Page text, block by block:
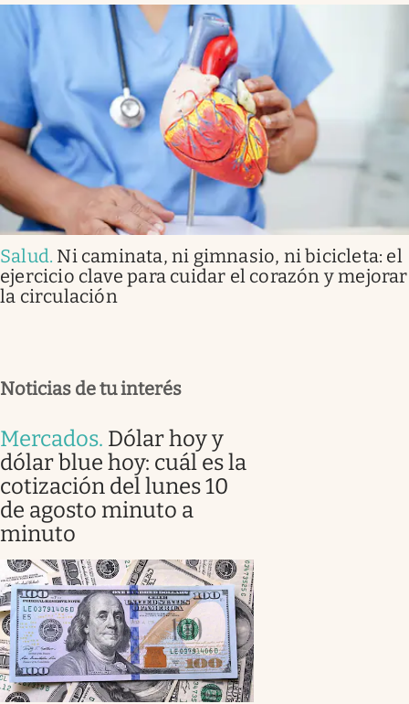
Salud. Ni caminata, ni gimnasio, ni bicicleta: el
ejercicio clave para cuidar el corazón y mejorar
la circulación
Noticias de tu interés
Mercados. Dólar hoy y
dólar blue hoy: cuál es la
cotización del lunes 10
de agosto minuto a
minuto